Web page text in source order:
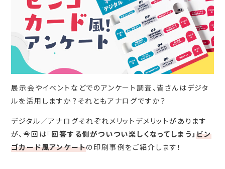
展示会やイベントなどでのアンケート調査、皆さんはデジタ
ルを活用しますか？それともアナログですか？
デジタル／アナログそれぞれメリットデメリットがあります
が、今回は「回答する側がついつい楽しくなってしまう」ビン
ゴカード風アンケートの印刷事例をご紹介します！